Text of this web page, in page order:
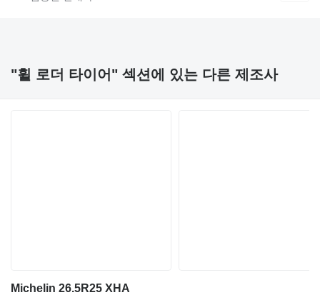
"휠 로더 타이어" 섹션에 있는 다른 제조사
Michelin 26.5R25 XHA